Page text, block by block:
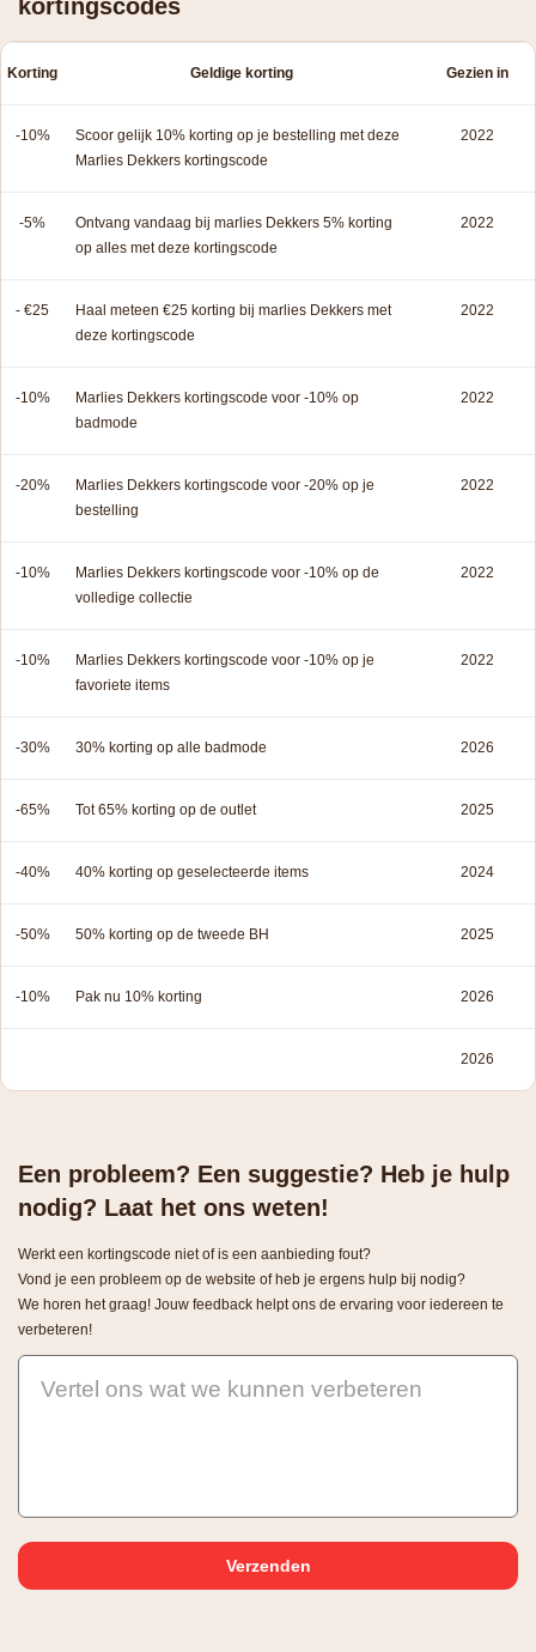
kortingscodes
Korting Geldige korting Gezien in
-10%
Scoor gelijk 10% korting op je bestelling met deze
Marlies Dekkers kortingscode
2022
-5%
Ontvang vandaag bij marlies Dekkers 5% korting
op alles met deze kortingscode
2022
- €25
Haal meteen €25 korting bij marlies Dekkers met
deze kortingscode
2022
-10%
Marlies Dekkers kortingscode voor -10% op
badmode
2022
-20%
Marlies Dekkers kortingscode voor -20% op je
bestelling
2022
-10%
Marlies Dekkers kortingscode voor -10% op de
volledige collectie
2022
-10%
Marlies Dekkers kortingscode voor -10% op je
favoriete items
2022
-30% 30% korting op alle badmode 2026
-65% Tot 65% korting op de outlet 2025
-40% 40% korting op geselecteerde items 2024
-50% 50% korting op de tweede BH 2025
-10% Pak nu 10% korting 2026
2026
Een probleem? Een suggestie? Heb je hulp
nodig? Laat het ons weten!
Werkt een kortingscode niet of is een aanbieding fout?
Vond je een probleem op de website of heb je ergens hulp bij nodig?
We horen het graag! Jouw feedback helpt ons de ervaring voor iedereen te
verbeteren!
Vertel ons wat we kunnen verbeteren